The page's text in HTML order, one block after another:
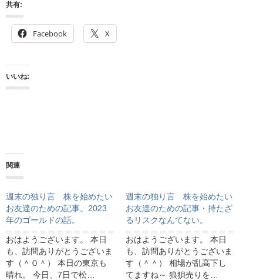
共有:
Facebook X
いいね:
関連
週末の独り言 株を始めたい
お友達のための記事。2023
年のゴールドの話。
おはようございます。 本日
も、訪問ありがとうございま
す（＾０＾） 本日の東京も
晴れ。 今日、7日で松…
週末の独り言 株を始めたい
お友達のための記事・持たざ
るリスクなんてない。
おはようございます。 本日
も、訪問ありがとうございま
す（＾＾） 相場が乱高下し
てますね～ 狼狽売りを…